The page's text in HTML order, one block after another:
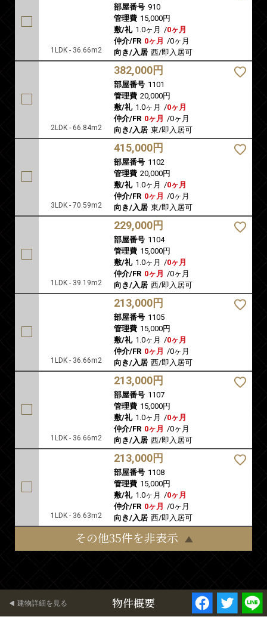
1LDK - 36.66m2
部屋番号 910
管理費 15,000円
敷/礼 1.0ヶ月 /0ヶ月
仲介/FR 0ヶ月 /0ヶ月
向き/入居 西/即入居可
2LDK - 66.84m2
382,000円
部屋番号 1101
管理費 20,000円
敷/礼 1.0ヶ月 /0ヶ月
仲介/FR 0ヶ月 /0ヶ月
向き/入居 東/即入居可
3LDK - 70.59m2
415,000円
部屋番号 1102
管理費 20,000円
敷/礼 1.0ヶ月 /0ヶ月
仲介/FR 0ヶ月 /0ヶ月
向き/入居 東/即入居可
1LDK - 39.19m2
229,000円
部屋番号 1104
管理費 15,000円
敷/礼 1.0ヶ月 /0ヶ月
仲介/FR 0ヶ月 /0ヶ月
向き/入居 西/即入居可
1LDK - 36.66m2
213,000円
部屋番号 1105
管理費 15,000円
敷/礼 1.0ヶ月 /0ヶ月
仲介/FR 0ヶ月 /0ヶ月
向き/入居 西/即入居可
1LDK - 36.66m2
213,000円
部屋番号 1107
管理費 15,000円
敷/礼 1.0ヶ月 /0ヶ月
仲介/FR 0ヶ月 /0ヶ月
向き/入居 西/即入居可
1LDK - 36.63m2
213,000円
部屋番号 1108
管理費 15,000円
敷/礼 1.0ヶ月 /0ヶ月
仲介/FR 0ヶ月 /0ヶ月
向き/入居 西/即入居可
その他35件を非表示
物件概要
建物詳細を見る